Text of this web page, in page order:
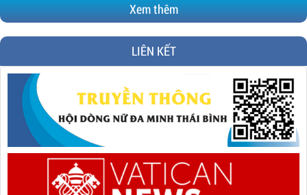
Xem thêm
LIÊN KẾT